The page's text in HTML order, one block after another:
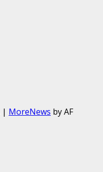
| MoreNews by AF